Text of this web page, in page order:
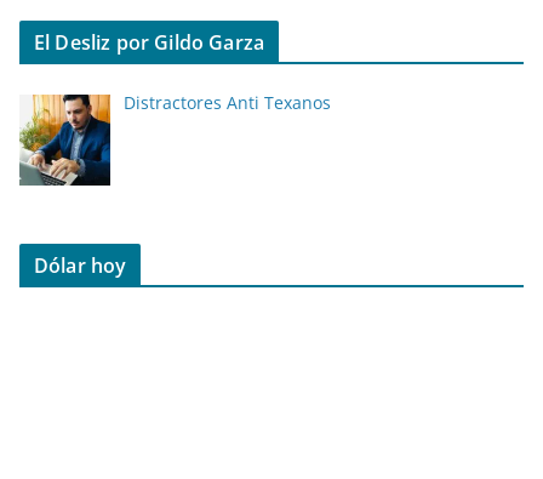
El Desliz por Gildo Garza
Distractores Anti Texanos
Dólar hoy